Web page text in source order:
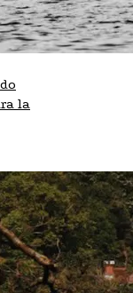
la